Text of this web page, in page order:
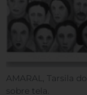
AMARAL, Tarsila
sobre tela.